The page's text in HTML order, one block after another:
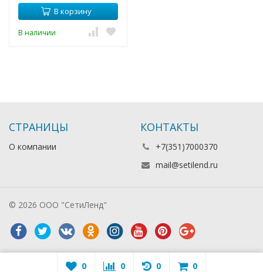
В корзину
В наличии
СТРАНИЦЫ
О компании
КОНТАКТЫ
+7(351)7000370
mail@setilend.ru
© 2026 ООО "СетиЛенд"
0 0 0 0